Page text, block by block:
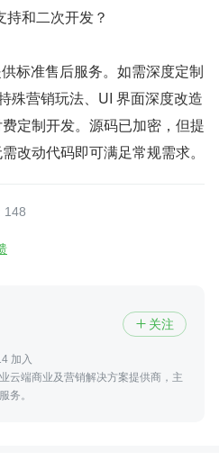
和二次开发？
标准售后服务。如需深度定制
殊营销玩法、UI 界面深度改造
定制开发。源码已加密，但提
改动代码即可满足常规需求。
148
 关注
加入
云端商业及营销解决方案提供商，主
务。